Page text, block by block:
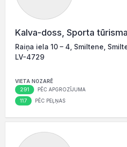
Kalva-doss, Sporta
Raiņa iela 10 – 4, Smiltene,
LV-4729
VIETA NOZARĒ
291 PĒC APGROZĪJUMA
117 PĒC PEĻŅAS